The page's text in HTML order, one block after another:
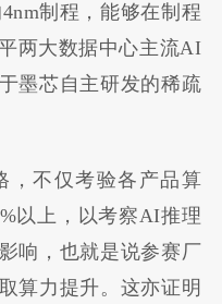
制程，能够在制程
两大数据中心主流AI
墨芯自主研发的稀疏
，不仅考验各产品算
以上，以考察AI推理
响，也就是说参赛厂
算力提升。这亦证明